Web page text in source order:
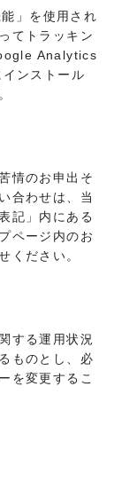
」を使用され
てトラッキン
Analytics
ンストール
情のお申出そ
合わせは、当
記」内にある
ページ内のお
ください。
する運用状況
ものとし、必
を変更するこ